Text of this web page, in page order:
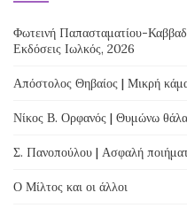
Φωτεινή Παπασταματίου-
Εκδόσεις Ιωλκός, 2026
Απόστολος Θηβαίος | Μικρή
Νίκος Β. Ορφανός | Θυμώνω
Σ. Πανοπούλου | Ασφαλή
Ο Μίλτος και οι άλλοι